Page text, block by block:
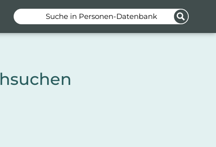
Suche in Personen-Datenbank